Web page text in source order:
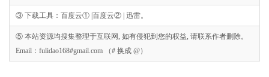
③ 下载工具：百度云① |百度云② | 迅雷。
⑤ 本站资源均搜集整理于互联网, 如有侵犯到您的权益, 请联系作者删除。
Email：fulidao168#gmail.com （# 换成 @）